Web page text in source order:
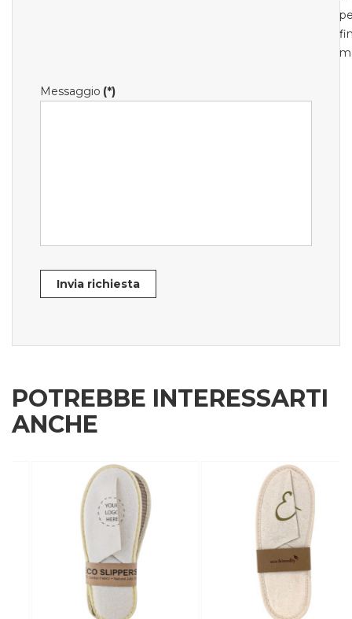
Messaggio (*)
Invia richiesta
POTREBBE INTERESSARTI
ANCHE